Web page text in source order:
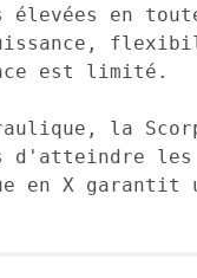
élevées en
est limité.
la
d'atteindre
en X